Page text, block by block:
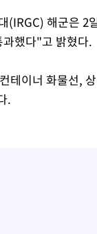
(IRGC) 해군은 2
과했다"고 밝혔다.
테이너 화물선,
.